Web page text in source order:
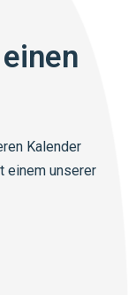
Kalender
einem unserer